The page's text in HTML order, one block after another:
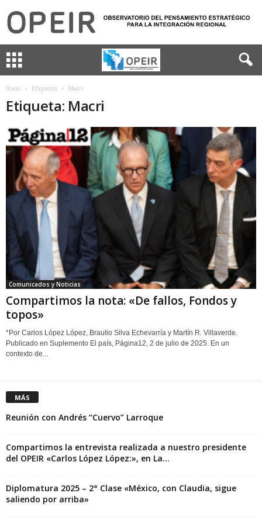
Inicio Etiquetas Macri
Etiqueta: Macri
Comunicados y Noticias
Compartimos la nota: «De fallos, Fondos y
topos»
*Por Carlos López López, Braulio Silva Echevarría y Martín R. Villaverde.
Publicado en Suplemento El país, Página12, 2 de julio de 2025. En un
contexto de...
MÁS
Reunión con Andrés “Cuervo” Larroque
Compartimos la entrevista realizada a nuestro presidente
del OPEIR «Carlos López López:», en La...
Diplomatura 2025 – 2° Clase «México, con Claudia, sigue
saliendo por arriba»